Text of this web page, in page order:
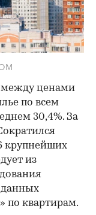
между ценами
по всем
30,4%. За
крупнейших
из
данных
по квартирам.